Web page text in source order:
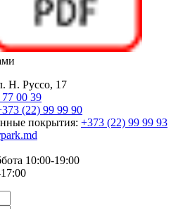
Н. Руссо, 17
00 39
(22) 99 99 90
покрытия: +373 (22) 99 99 93
10:00-19:00